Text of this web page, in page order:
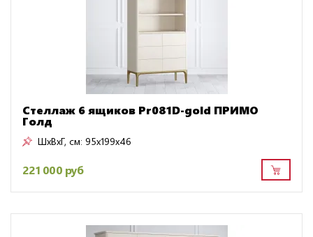
Стеллаж 6 ящиков Pr081D-gold ПРИМО
Голд
ШxВxГ, см: 95x199x46
221 000 руб